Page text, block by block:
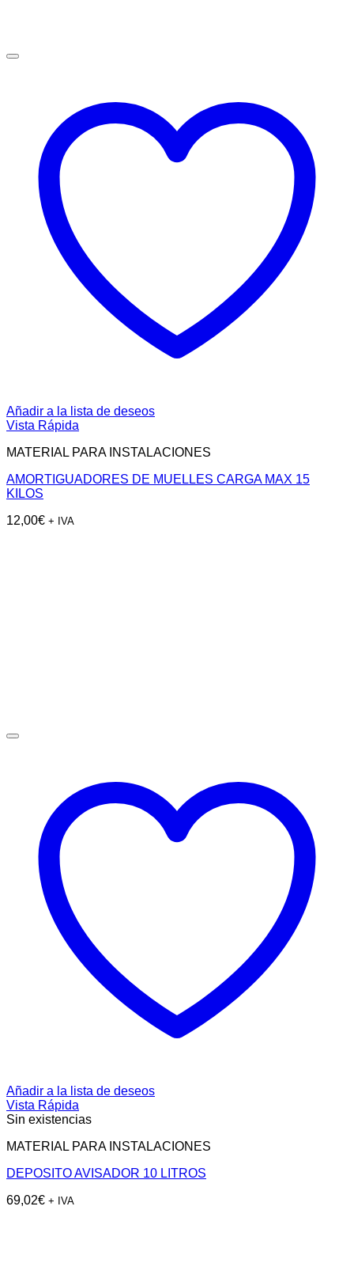
Añadir a la lista de deseos
Vista Rápida
MATERIAL PARA INSTALACIONES
AMORTIGUADORES DE MUELLES CARGA MAX 15
KILOS
12,00€ + IVA
Añadir a la lista de deseos
Vista Rápida
Sin existencias
MATERIAL PARA INSTALACIONES
DEPOSITO AVISADOR 10 LITROS
69,02€ + IVA